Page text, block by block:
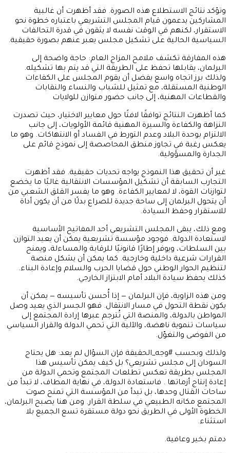
وتؤكد نتائج الاستطلاع هذه الصورة. فقد أظهرت أن غالبية
المشاركين يدعمون قيام المجلس التشريعي باعتباره خطوة نحو
الاستقرار، لكنهم في الوقت نفسه لا يثقون في قدرة التحالفات
السياسية الحالية على تشكيل مجلس يعبر عنهم بصورة حقيقية.
هذه المفارقة تكشف ملامح المزاج العام: حاجة واضحة إلى
البرلمان، يقابلها تحفظ على الطريقة التي قد يتم بها تشكيله.
ولذلك برز اتجاه واسع يفضل أن يقوم المجلس على الكفاءات
الوطنية المستقلة، مع تمثيل للشباب والنساء والنقابات
والقطاعات المهنية، إلى جانب حضور متوازن للولايات
كما أظهرت النتائج توافقًا لافتًا حول معايير الاختيار، حيث تصدرت
النزاهة والكفاءة والسيرة المهنية قائمة الأولويات، إلى جانب
الالتزام بوحدة البلاد وعدم التورط في الفساد أو الانتهاكات. وهو ما
يعكس رغبة في تجاوز منطق المحاصصة إلى نموذج قائم على
الجدارة والمسؤولية.
غير أن تحقيق هذا النموذج يواجه تحديات حقيقية. فقد أظهرت
التجارب السابقة أن تشكيل المؤسسات الانتقالية غالبًا ما يخضع
لتوازنات القوة، لا لمعايير الكفاءة. وهو ما يفسر القلق الشعبي من
أن يتحول البرلمان إلى ساحة جديدة للصراع بدلًا من أن يكون أداة
للاستقرار وحفظ السيادة.
ومع ذلك، يبقى المجلس التشريعي أحد المفاتيح الأساسية
لاستعادة الدولة. فوجود مؤسسة تشريعية يمكن أن يعيد التوازن
بين السلطات، ويوفر إطارًا قانونيًا للرقابة والمساءلة، ويمنح
القرارات شرعية داخلية وخارجية. كما يمكن أن يشكل منصة
لتنظيم الحوار الوطني حول قضايا الحرب والسلام وإعادة البناء.
كذلك يحفظ سيادة البلاد أمام الابتزاز الخارجي.
ومن هذه الزاوية، فإن البرلمان — إذا أُحسن تأسيسه — يمكن أن
يكون نقطة التحول في مسار الانتقال. فهو الجسر الذي يعيد وصل
المواطن بالدولة، والمنصة التي تُترجم عبرها إرادة المجتمع إلى
سياسات تنموية ناهضة، والآلية التي تحمي الدولة والقرار السياسي
من الفوضى والتغوّل.
ولذلك وبحسب #وجه_الحقيقة فإن السؤال لم يعد: هل يحتاج
السودان إلى مجلس تشريعي؟ بل كيف يمكن تأسيس هذا
المجلس بطريقة تعكس تطلعات المجتمع وتحمي الدولة من
إعادة إنتاج أزماتها . فاستعادة الدولة، في نهاية المطاف، لا تبدأ من
ساحات القتال وحدها، بل تبدأ من المؤسسة التي تمنح صوت
المجتمع مكانه الطبيعي في سلطة القرار. ومن هنا يصبح البرلمان،
الخطوة الأولى في الطريق نحو دولة مستقرة تسع الجميع بلا
استثناء.
دمتم بخير وعافية.